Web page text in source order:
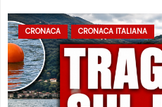
CRONACA CRONACA ITALIANA